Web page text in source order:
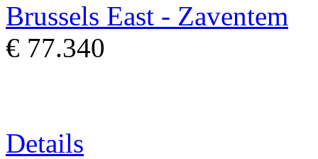
Brussels East - Zaventem
€ 77.340
Details